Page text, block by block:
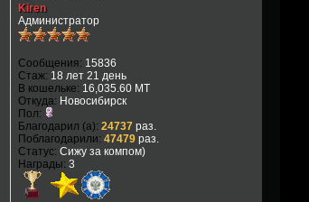
Kiren
Администратор
Сообщения: 15836
Стаж: 18 лет 21 день
В кошельке: 16,035.60 MT
Откуда: Новосибирск
Пол:
Благодарил (а): 24737раз.
Поблагодарили: 47479раз.
Статус: Сижу за компом)
Награды: 3